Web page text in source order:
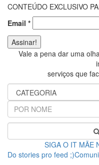
CONTEÚDO EXCLUSIVO
Email *
Vale a pena dar uma
serviços que
SIGA O IT MÃE
Do stories pro feed